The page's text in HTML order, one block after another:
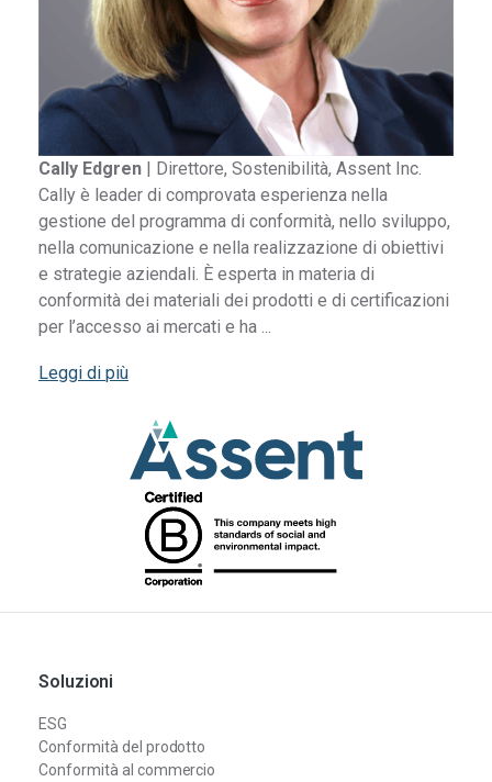
Cally Edgren | Direttore, Sostenibilità, Assent Inc.
Cally è leader di comprovata esperienza nella
gestione del programma di conformità, nello sviluppo,
nella comunicazione e nella realizzazione di obiettivi
e strategie aziendali. È esperta in materia di
conformità dei materiali dei prodotti e di certificazioni
per l’accesso ai mercati e ha ...
Leggi di più
Soluzioni
ESG
Conformità del prodotto
Conformità al commercio